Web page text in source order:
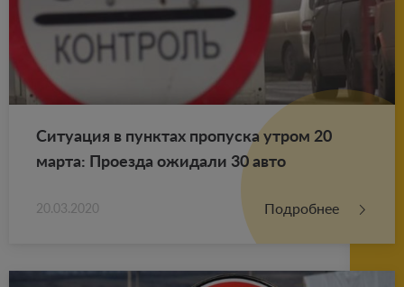
Си­ту­а­ция в пунк­тах про­пус­ка утром 20
марта: Про­ез­да ожи­да­ли 30 авто
20.03.2020 Подробнее